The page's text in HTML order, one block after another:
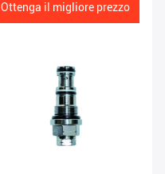
Ottenga il migliore prezzo